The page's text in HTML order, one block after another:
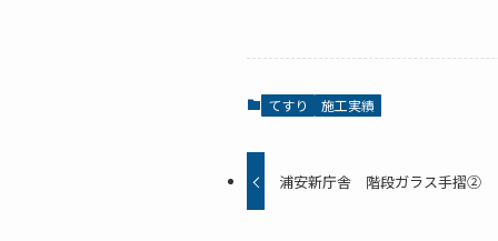
てすり 施工実績
浦安新庁舎 階段ガラス手摺②